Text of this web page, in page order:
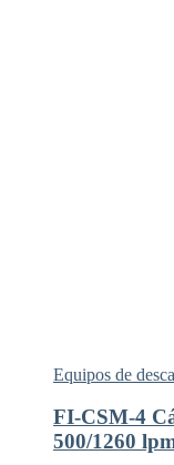
Equipos de
FI-CSM-4
500/1260